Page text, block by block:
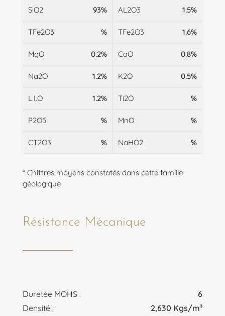
SiO2 93% AL2O3 1.5%
TFe2O3 % TFe2O3 1.6%
MgO 0.2% CaO 0.8%
Na2O 1.2% K2O 0.5%
L.I.O 1.2% Ti2O %
P2O5 % MnO %
CT2O3 % NaHO2 %
* Chiffres moyens constatés dans cette famille
géologique
Résistance Mécanique
Duretée MOHS :
6
Densité :
2,630 Kgs/m³